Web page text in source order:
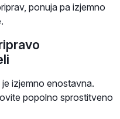
ponuja pa izjemno
izjemno enostavna.
popolno sprostitveno